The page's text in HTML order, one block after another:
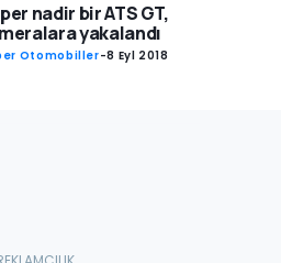
nadir bir ATS GT,
yakalandı
Otomobiller-8 Eyl 2018